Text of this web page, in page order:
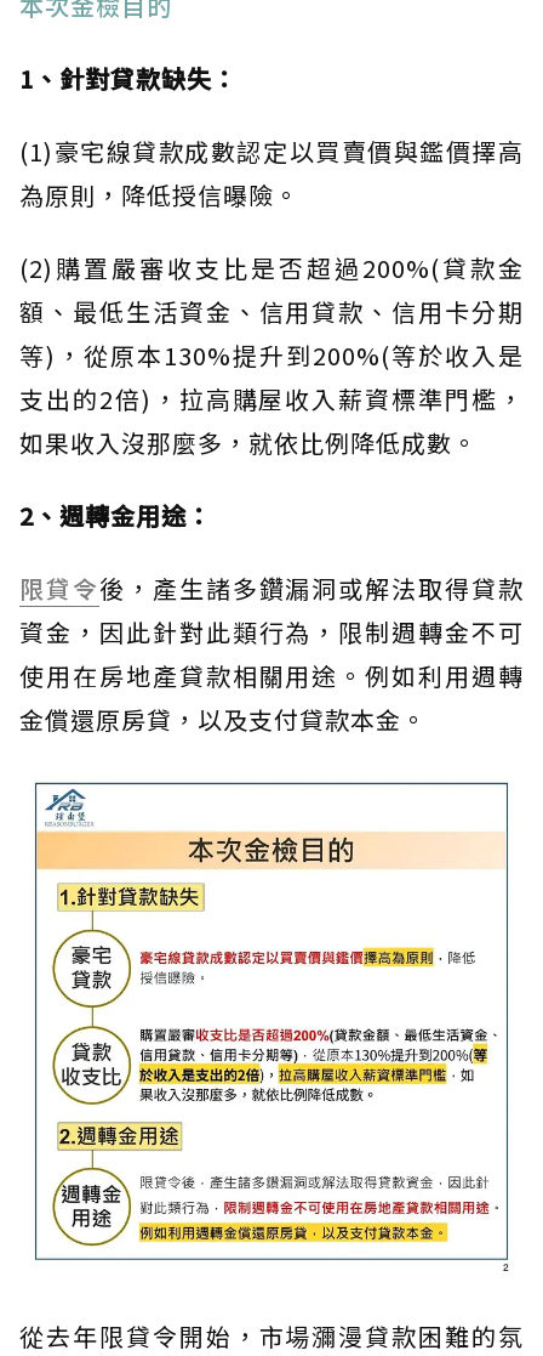
1、針對貸款缺失：
(1)豪宅線貸款成數認定以買賣價與鑑價擇高
為原則，降低授信曝險。
(2)購置嚴審收支比是否超過200%(貸款金
額、最低生活資金、信用貸款、信用卡分期
等)，從原本130%提升到200%(等於收入是
支出的2倍)，拉高購屋收入薪資標準門檻，
如果收入沒那麼多，就依比例降低成數。
2、週轉金用途：
限貸令後，產生諸多鑽漏洞或解法取得貸款
資金，因此針對此類行為，限制週轉金不可
使用在房地產貸款相關用途。例如利用週轉
金償還原房貸，以及支付貸款本金。
從去年限貸令開始，市場瀰漫貸款困難的氛